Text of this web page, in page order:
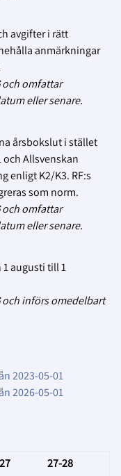
avgifter i rätt
anmärkningar
och omfattar
eller senare.
årsboksluti stället
och Allsvenskan
enligt K2/K3. RF:s
som norm.
och omfattar
eller senare.
augusti till 1
och införs omedelbart
2023-05-01
2026-05-01
27-28